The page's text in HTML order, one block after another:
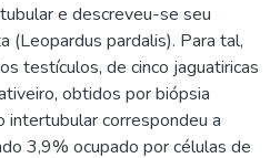
e descreveu-se seu
(Leopardus pardalis). Para tal,
testículos, de cinco jaguatiricas
obtidos por biópsia
intertubular correspondeu a
3,9% ocupado por células de